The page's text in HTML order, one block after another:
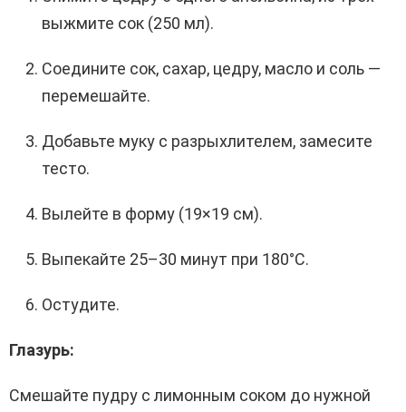
выжмите сок (250 мл).
Соедините сок, сахар, цедру, масло и соль —
перемешайте.
Добавьте муку с разрыхлителем, замесите
тесто.
Вылейте в форму (19×19 см).
Выпекайте 25–30 минут при 180°C.
Остудите.
Глазурь:
Смешайте пудру с лимонным соком до нужной